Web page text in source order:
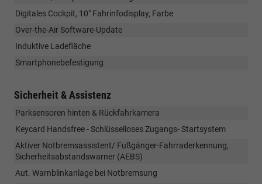
Digitales Cockpit, 10" Fahrinfodisplay, Farbe
Over-the-Air Software-Update
Induktive Ladefläche
Smartphonebefestigung
Sicherheit & Assistenz
Parksensoren hinten & Rückfahrkamera
Keycard Handsfree - Schlüsselloses Zugangs- Startsystem
Aktiver Notbremsassistent/ Fußgänger-Fahrraderkennung,
Sicherheitsabstandswarner (AEBS)
Aut. Warnblinkanlage bei Notbremsung